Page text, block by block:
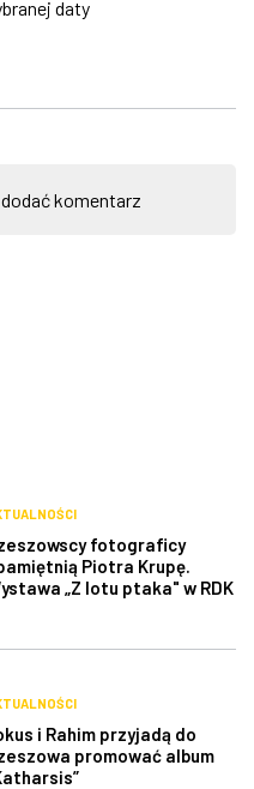
daty
komentarz
fotograficy
Piotra Krupę.
„Z lotu ptaka" w RDK
i Rahim przyjadą do
promować album